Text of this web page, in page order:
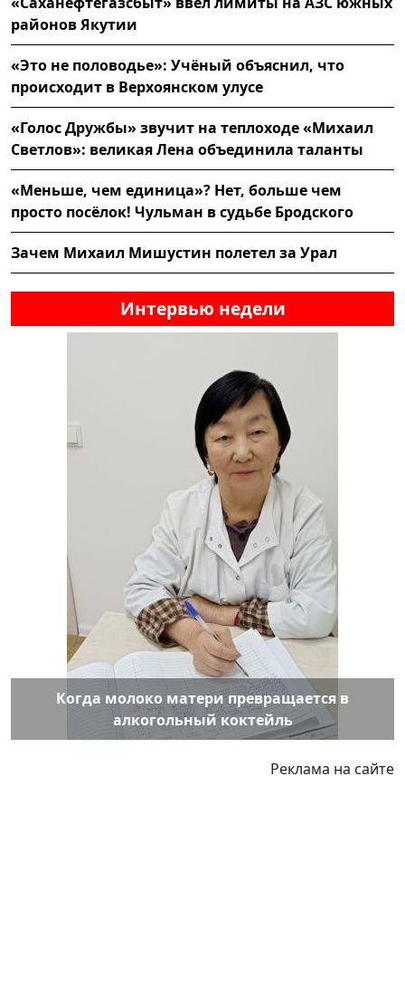
районов Якутии
«Это не половодье»: Учёный объяснил, что
происходит в Верхоянском улусе
«Голос Дружбы» звучит на теплоходе «Михаил
Светлов»: великая Лена объединила таланты
«Меньше, чем единица»? Нет, больше чем
просто посёлок! Чульман в судьбе Бродского
Зачем Михаил Мишустин полетел за Урал
Интервью недели
Когда молоко матери превращается в
алкогольный коктейль
Реклама на сайте